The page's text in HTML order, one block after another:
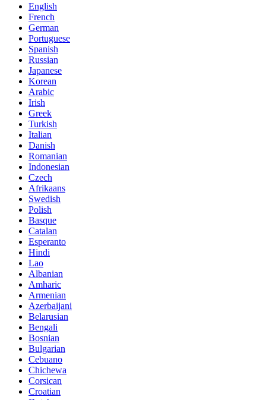
English
French
German
Portuguese
Spanish
Russian
Japanese
Korean
Arabic
Irish
Greek
Turkish
Italian
Danish
Romanian
Indonesian
Czech
Afrikaans
Swedish
Polish
Basque
Catalan
Esperanto
Hindi
Lao
Albanian
Amharic
Armenian
Azerbaijani
Belarusian
Bengali
Bosnian
Bulgarian
Cebuano
Chichewa
Corsican
Croatian